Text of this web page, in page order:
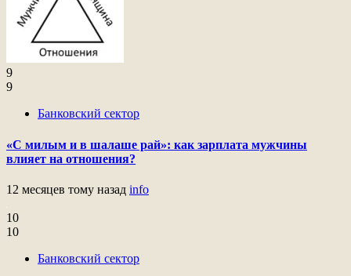
9
9
Банковский сектор
«С милым и в шалаше рай»: как зарплата мужчины
влияет на отношения?
12 месяцев тому назад info
10
10
Банковский сектор